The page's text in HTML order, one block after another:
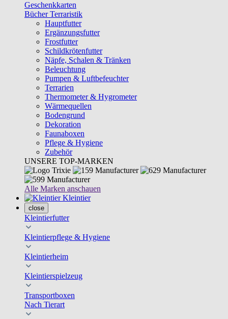
Geschenkkarten
Bücher Terraristik
Hauptfutter
Ergänzungsfutter
Frostfutter
Schildkrötenfutter
Näpfe, Schalen & Tränken
Beleuchtung
Pumpen & Luftbefeuchter
Terrarien
Thermometer & Hygrometer
Wärmequellen
Bodengrund
Dekoration
Faunaboxen
Pflege & Hygiene
Zubehör
UNSERE TOP-MARKEN
Alle Marken anschauen
Kleintier
close
Kleintierfutter
Kleintierpflege & Hygiene
Kleintierheim
Kleintierspielzeug
Transportboxen
Nach Tierart